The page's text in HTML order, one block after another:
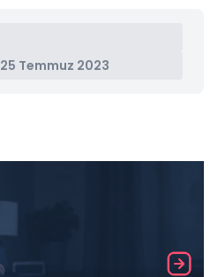
25 Temmuz 2023